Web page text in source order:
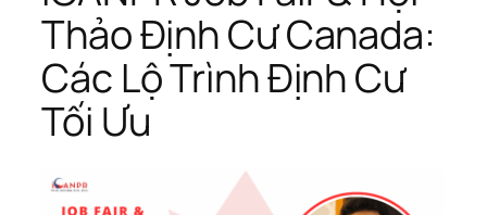
Thảo Định Cư Canada:
Các Lộ Trình Định Cư
Tối Ưu